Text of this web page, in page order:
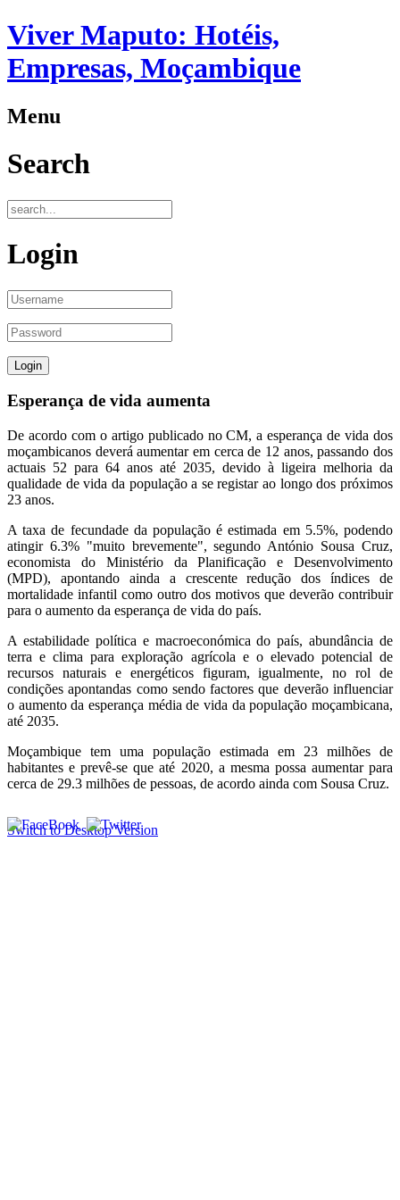
Viver Maputo: Hotéis,
Empresas, Moçambique
Menu
Search
Login
Esperança de vida aumenta
De acordo com o artigo publicado no CM, a esperança de vida dos
moçambicanos deverá aumentar em cerca de 12 anos, passando dos
actuais 52 para 64 anos até 2035, devido à ligeira melhoria da
qualidade de vida da população a se registar ao longo dos próximos
23 anos.
A taxa de fecundade da população é estimada em 5.5%, podendo
atingir 6.3% "muito brevemente", segundo António Sousa Cruz,
economista do Ministério da Planificação e Desenvolvimento
(MPD), apontando ainda a crescente redução dos índices de
mortalidade infantil como outro dos motivos que deverão contribuir
para o aumento da esperança de vida do país.
A estabilidade política e macroeconómica do país, abundância de
terra e clima para exploração agrícola e o elevado potencial de
recursos naturais e energéticos figuram, igualmente, no rol de
condições apontandas como sendo factores que deverão influenciar
o aumento da esperança média de vida da população moçambicana,
até 2035.
Moçambique tem uma população estimada em 23 milhões de
habitantes e prevê-se que até 2020, a mesma possa aumentar para
cerca de 29.3 milhões de pessoas, de acordo ainda com Sousa Cruz.
Switch to Desktop Version